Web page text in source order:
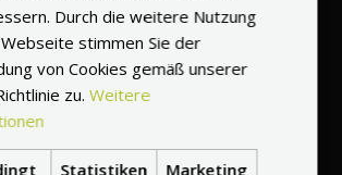
Tagen nach dem Kauf
des Fahrzeuges
Durch die weitere Nutzung
stimmen Sie der
von Cookies gemäß unserer
zu.Weitere
Statistiken Marketing